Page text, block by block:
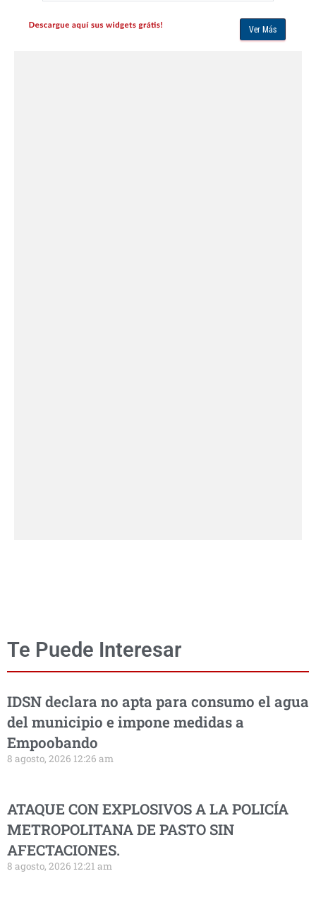
Te Puede Interesar
IDSN declara no apta para consumo el agua
del municipio e impone medidas a
Empoobando
8 agosto, 2026 12:26 am
ATAQUE CON EXPLOSIVOS A LA POLICÍA
METROPOLITANA DE PASTO SIN
AFECTACIONES.
8 agosto, 2026 12:21 am